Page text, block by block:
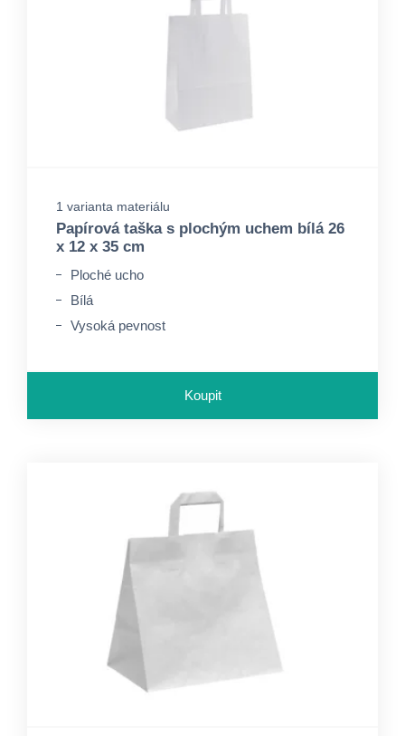
1 varianta materiálu
Papírová taška s plochým uchem bílá 26
x 12 x 35 cm
Ploché ucho
Bílá
Vysoká pevnost
Koupit